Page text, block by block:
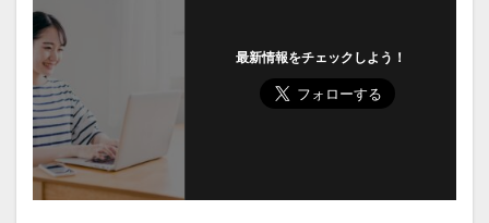
最新情報をチェックしよう！